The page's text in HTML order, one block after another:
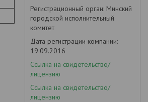
Регистрационный орган: Минский
городской исполнительный
комитет
Дата регистрации компании:
19.09.2016
Ссылка на свидетельство/
лицензию
Ссылка на свидетельство/
лицензию